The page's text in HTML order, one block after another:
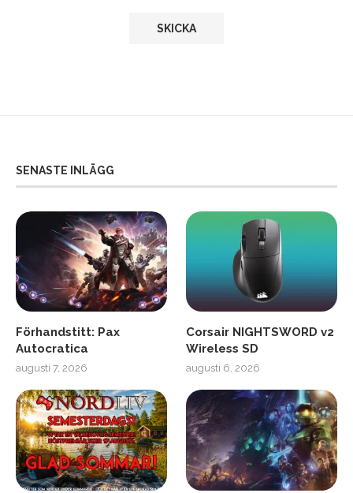
SENASTE INLÄGG
Förhandstitt: Pax
Autocratica
augusti 7, 2026
Corsair NIGHTSWORD v2
Wireless SD
augusti 6, 2026